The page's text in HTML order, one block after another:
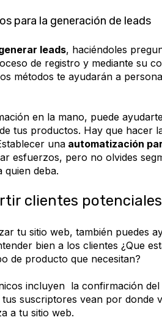
para la generación de leads
leads, haciéndoles
de registro y mediante su
métodos te ayudarán a
en la mano, puede
tus productos. Hay que hacer
una automatización
esfuerzos, pero no olvides
quien deba.
clientes
tu sitio web, también puedes
bien a los clientes ¿Que
de producto que necesitan?
incluyen la confirmación
tus suscriptores vean por donde
a tu sitio web.